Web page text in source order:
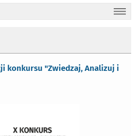
konkursu "Zwiedzaj, Analizuj i